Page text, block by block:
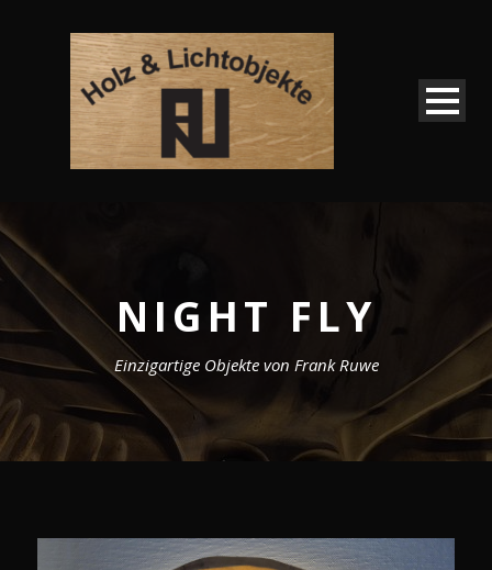
NIGHT FLY
Einzigartige Objekte von Frank Ruwe